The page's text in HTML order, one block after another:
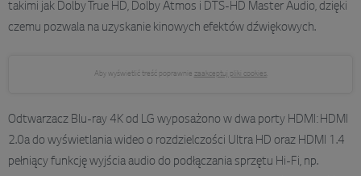
takimi jak Dolby True HD, Dolby Atmos i DTS-HD Master Audio, dzięki
czemu pozwala na uzyskanie kinowych efektów dźwiękowych.
Aby wyświetlić treść poprawnie zaakceptuj pliki cookies.
Odtwarzacz Blu-ray 4K od LG wyposażono w dwa porty HDMI: HDMI
2.0a do wyświetlania wideo o rozdzielczości Ultra HD oraz HDMI 1.4
pełniący funkcję wyjścia audio do podłączania sprzętu Hi-Fi, np.